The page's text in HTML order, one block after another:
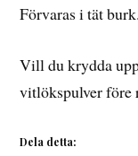
Förvaras i tät burk.
Vill du krydda
vitlökspulver
Dela detta: